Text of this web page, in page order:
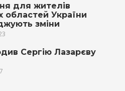
для жителів
областей України
зміни
Сергію Лазарєву